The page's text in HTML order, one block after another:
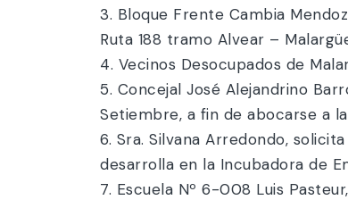
3. Bloque Frente Cambia
Ruta 188 tramo Alvear –
4. Vecinos Desocupados de
5. Concejal José Alejandrino
Setiembre, a fin de abocarse a
6. Sra. Silvana Arredondo,
desarrolla en la Incubadora de
7. Escuela Nº 6-008 Luis